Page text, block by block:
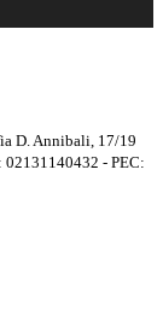
D. Annibali, 17/19
02131140432 - PEC: